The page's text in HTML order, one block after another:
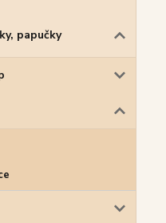
papučky